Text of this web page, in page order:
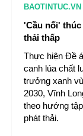
BAOTINTUC.VN
'Cầu nối'
thải thấp
Thực hiện Đề
canh lúa chất
trưởng xanh
2030, Vĩnh
theo hướng
phát thải.